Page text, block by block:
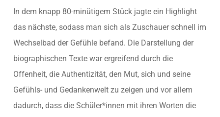
In dem knapp 80-minütigem Stück jagte ein Highlight
das nächste, sodass man sich als Zuschauer schnell im
Wechselbad der Gefühle befand. Die Darstellung der
biographischen Texte war ergreifend durch die
Offenheit, die Authentizität, den Mut, sich und seine
Gefühls- und Gedankenwelt zu zeigen und vor allem
dadurch, dass die Schüler*innen mit ihren Worten die